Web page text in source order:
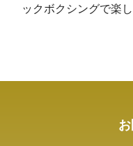
ックボクシングで楽